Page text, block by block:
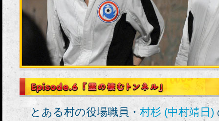
とある村の役場職員・ 村杉 (中村靖日)